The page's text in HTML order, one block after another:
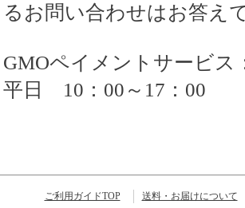
るお問い合わせはお答え
GMOペイメントサービス
平日 10：00～17：00
ご利用ガイドTOP
送料・お届けについて